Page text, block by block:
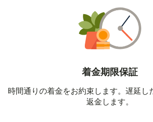
着金期限保証
時間通りの着金をお約束します。遅延し
返金します。